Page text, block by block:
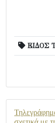
ΕΙΔΟΣ